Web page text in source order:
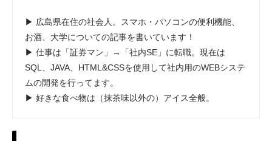
▶ 広島県在住の社会人。スマホ・パソコンの便利機能、
お酒、大学についての記事を書いています！
▶ 仕事は「証券マン」→「社内SE」に転職。現在は
SQL、JAVA、HTML&CSSを使用して社内用のWEBシステ
ムの開発を行ってます。
▶ 好きな食べ物は（抹茶味以外の）アイス全般。